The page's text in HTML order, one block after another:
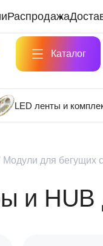
Распродажа
Каталог
LED ленты и
Модули для бегущих
и HUB